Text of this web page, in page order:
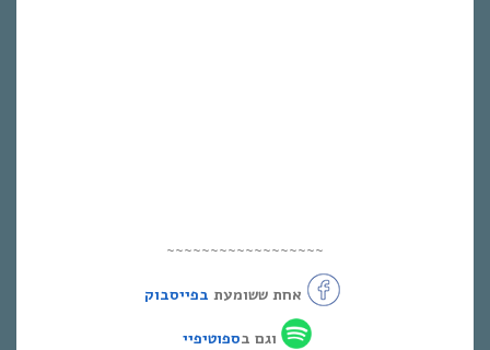
~~~~~~~~~~~~~~~~~~
אחת ששומעת בפייסבוק
וגם בספוטיפיי